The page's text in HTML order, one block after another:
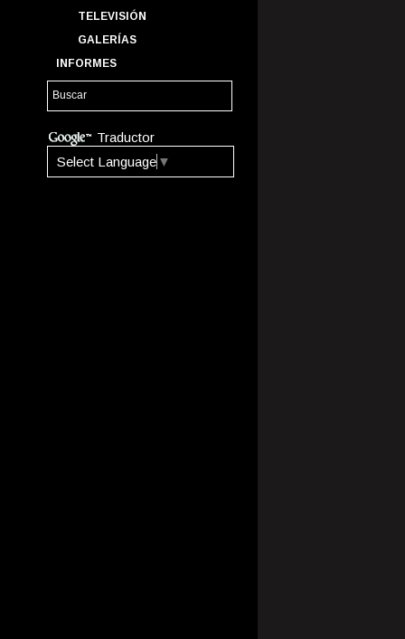
TELEVISIÓN
GALERÍAS
INFORMES
Traductor
Select Language ▼